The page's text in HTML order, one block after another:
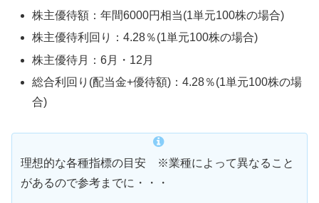
株主優待額：年間6000円相当(1単元100株の場合)
株主優待利回り：4.28％(1単元100株の場合)
株主優待月：6月・12月
総合利回り(配当金+優待額)：4.28％(1単元100株の場
合)
理想的な各種指標の目安 ※業種によって異なること
があるので参考までに・・・